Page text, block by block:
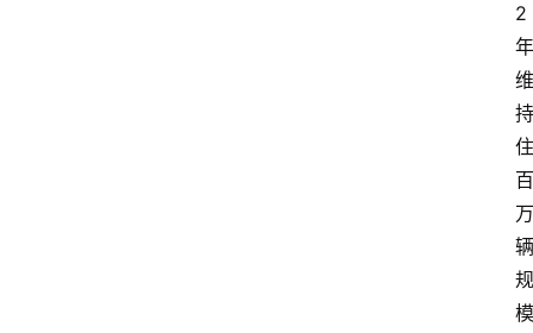
2
年
维
持
住
百
万
辆
规
模